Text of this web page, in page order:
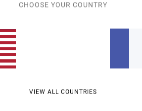
1
CHOOSE YOUR COUNTRY
VIEW ALL COUNTRIES